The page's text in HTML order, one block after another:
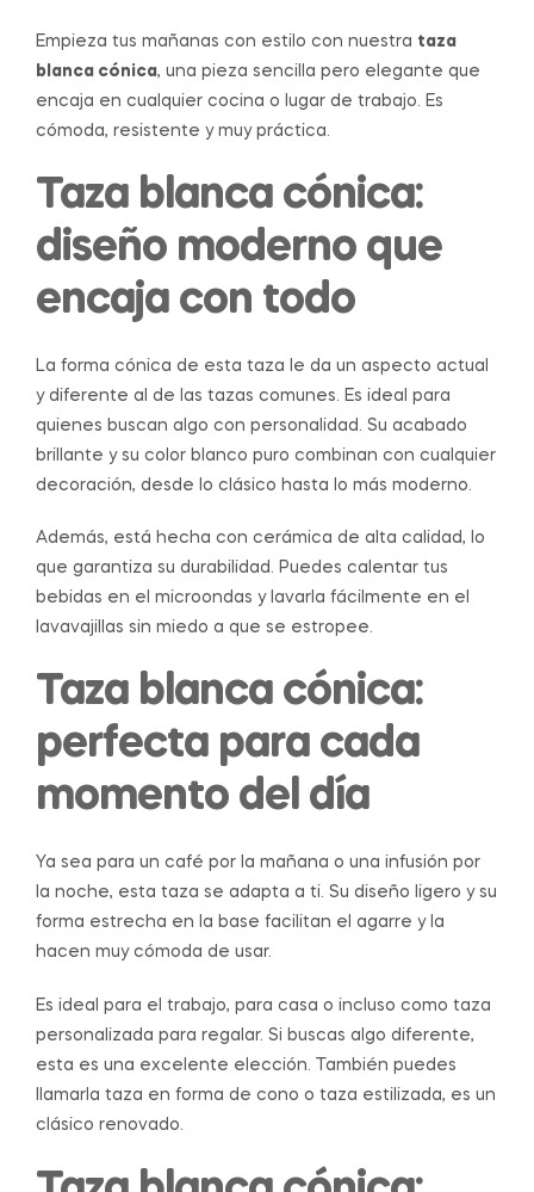
Empieza tus mañanas con estilo con nuestra taza
blanca cónica, una pieza sencilla pero elegante que
encaja en cualquier cocina o lugar de trabajo. Es
cómoda, resistente y muy práctica.
Taza blanca cónica:
diseño moderno que
encaja con todo
La forma cónica de esta taza le da un aspecto actual
y diferente al de las tazas comunes. Es ideal para
quienes buscan algo con personalidad. Su acabado
brillante y su color blanco puro combinan con cualquier
decoración, desde lo clásico hasta lo más moderno.
Además, está hecha con cerámica de alta calidad, lo
que garantiza su durabilidad. Puedes calentar tus
bebidas en el microondas y lavarla fácilmente en el
lavavajillas sin miedo a que se estropee.
Taza blanca cónica:
perfecta para cada
momento del día
Ya sea para un café por la mañana o una infusión por
la noche, esta taza se adapta a ti. Su diseño ligero y su
forma estrecha en la base facilitan el agarre y la
hacen muy cómoda de usar.
Es ideal para el trabajo, para casa o incluso como taza
personalizada para regalar. Si buscas algo diferente,
esta es una excelente elección. También puedes
llamarla taza en forma de cono o taza estilizada, es un
clásico renovado.